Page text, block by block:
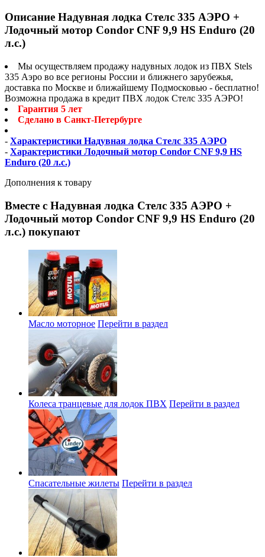
Описание Надувная лодка Стелс 335 АЭРО +
Лодочный мотор Condor CNF 9,9 HS Enduro (20
л.с.)
Мы осуществляем продажу надувных лодок из ПВХ Stels
335 Аэро во все регионы России и ближнего зарубежья,
доставка по Москве и ближайшему Подмосковью - бесплатно!
Возможна продажа в кредит ПВХ лодок Стелс 335 АЭРО!
Гарантия 5 лет
Сделано в Санкт-Петербурге
- Характеристики Надувная лодка Стелс 335 АЭРО
- Характеристики Лодочный мотор Condor CNF 9,9 HS
Enduro (20 л.с.)
Дополнения к товару
Вместе с Надувная лодка Стелс 335 АЭРО +
Лодочный мотор Condor CNF 9,9 HS Enduro (20
л.с.) покупают
Масло моторное Перейти в раздел
Колеса транцевые для лодок ПВХ Перейти в раздел
Спасательные жилеты Перейти в раздел